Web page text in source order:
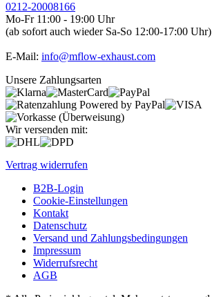
0212-20008166
Mo-Fr 11:00 - 19:00 Uhr
(ab sofort auch wieder Sa-So 12:00-17:00 Uhr)
E-Mail: info@mflow-exhaust.com
Unsere Zahlungsarten
Wir versenden mit:
Vertrag widerrufen
B2B-Login
Cookie-Einstellungen
Kontakt
Datenschutz
Versand und Zahlungsbedingungen
Impressum
Widerrufsrecht
AGB